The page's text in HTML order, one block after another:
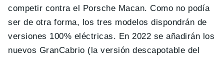
competir contra el Porsche Macan. Como no podía
ser de otra forma, los tres modelos dispondrán de
versiones 100% eléctricas. En 2022 se añadirán los
nuevos GranCabrio (la versión descapotable del